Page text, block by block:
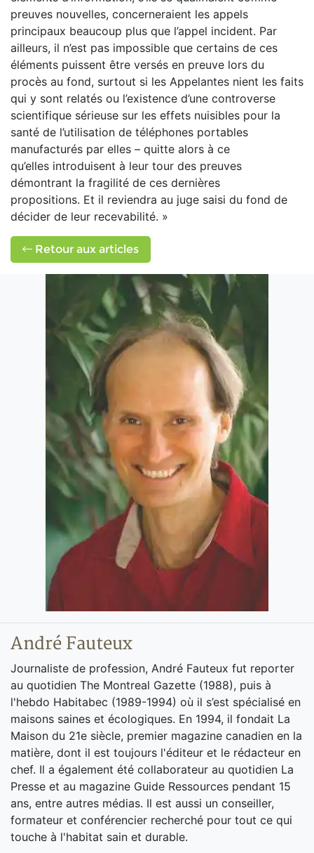
preuves nouvelles, concerneraient les appels
principaux beaucoup plus que l’appel incident. Par
ailleurs, il n’est pas impossible que certains de ces
éléments puissent être versés en preuve lors du
procès au fond, surtout si les Appelantes nient les faits
qui y sont relatés ou l’existence d’une controverse
scientifique sérieuse sur les effets nuisibles pour la
santé de l’utilisation de téléphones portables
manufacturés par elles – quitte alors à ce
qu’elles introduisent à leur tour des preuves
démontrant la fragilité de ces dernières
propositions. Et il reviendra au juge saisi du fond de
décider de leur recevabilité. »
Retour aux articles
André Fauteux
Journaliste de profession, André Fauteux fut reporter
au quotidien The Montreal Gazette (1988), puis à
l'hebdo Habitabec (1989-1994) où il s’est spécialisé en
maisons saines et écologiques. En 1994, il fondait La
Maison du 21e siècle, premier magazine canadien en la
matière, dont il est toujours l'éditeur et le rédacteur en
chef. Il a également été collaborateur au quotidien La
Presse et au magazine Guide Ressources pendant 15
ans, entre autres médias. Il est aussi un conseiller,
formateur et conférencier recherché pour tout ce qui
touche à l'habitat sain et durable.